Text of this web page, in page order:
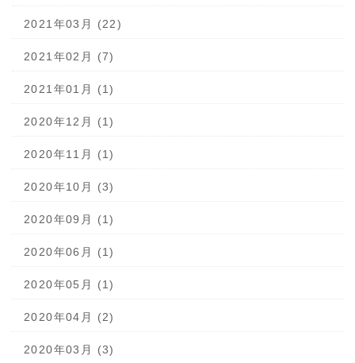
2021年03月 (22)
2021年02月 (7)
2021年01月 (1)
2020年12月 (1)
2020年11月 (1)
2020年10月 (3)
2020年09月 (1)
2020年06月 (1)
2020年05月 (1)
2020年04月 (2)
2020年03月 (3)